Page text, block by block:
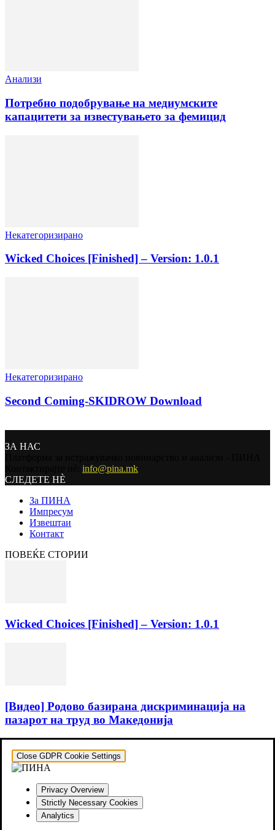
Анализи
Потребно подобрување на медиумските
капацитети за известувањето за фемицид
Некатегоризирано
Wicked Choices [Finished] – Version: 1.0.1
Некатегоризирано
Second Coming-SKIDROW Download
ЗА НАС
info@pina.mk
СЛЕДЕТЕ НЀ
За ПИНА
Импресум
Извештаи
Контакт
ПОВЕЌЕ СТОРИИ
Wicked Choices [Finished] – Version: 1.0.1
[Видео] Родово базирана дискриминација на
пазарот на труд во Македонија
Close GDPR Cookie Settings
Privacy Overview
Strictly Necessary Cookies
Analytics